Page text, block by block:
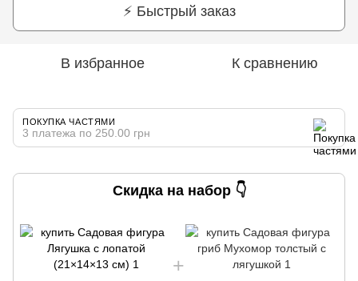
⚡ Быстрый заказ
В избранное К сравнению
ПОКУПКА ЧАСТЯМИ
3 платежа по 250.00 грн
Скидка на набор 👇